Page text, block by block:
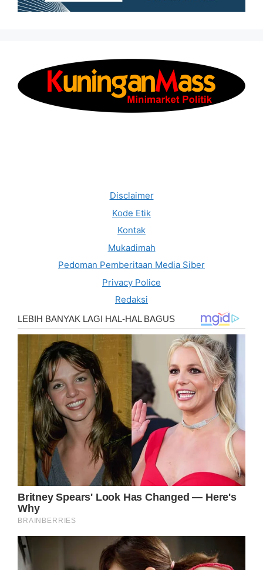
Disclaimer
Kode Etik
Kontak
Mukadimah
Pedoman Pemberitaan Media Siber
Privacy Police
Redaksi